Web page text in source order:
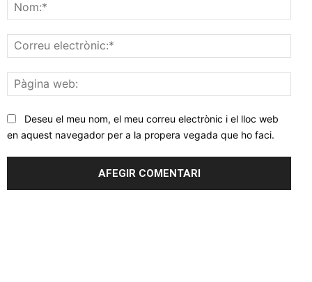
web:
Deseu el meu nom, el meu correu electrònic i el lloc web
en aquest navegador per a la propera vegada que ho faci.